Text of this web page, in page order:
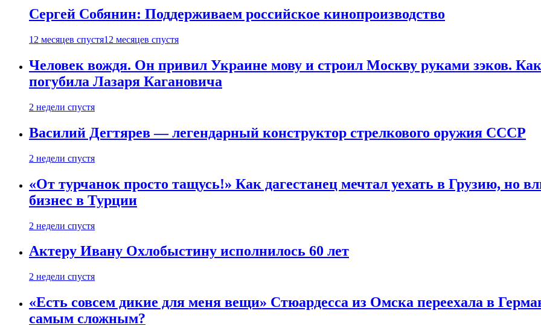
Сергей Собянин: Поддерживаем российское кинопроизводство
12 месяцев спустя12 месяцев спустя
Человек вождя. Он привил Украине мову и строил Москву руками зэков.
погубила Лазаря Кагановича
2 недели спустя
Василий Дегтярев — легендарный конструктор стрелкового оружия СССР
2 недели спустя
«От турчанок просто тащусь!» Как дагестанец мечтал уехать в Грузию, но
бизнес в Турции
2 недели спустя
Актеру Ивану Охлобыстину исполнилось 60 лет
2 недели спустя
«Есть совсем дикие для меня вещи» Стюардесса из Омска переехала в
самым сложным?